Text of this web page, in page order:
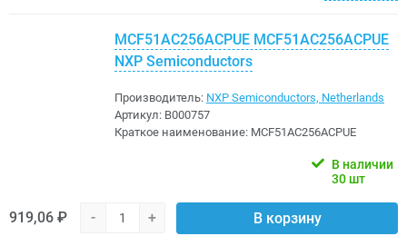
MCF51AC256ACPUE MCF51AC256ACPUE
NXP Semiconductors
Производитель: NXP Semiconductors, Netherlands
Артикул: B000757
Краткое наименование: MCF51AC256ACPUE
В наличии
30 шт
919,06 ₽ - + В корзину